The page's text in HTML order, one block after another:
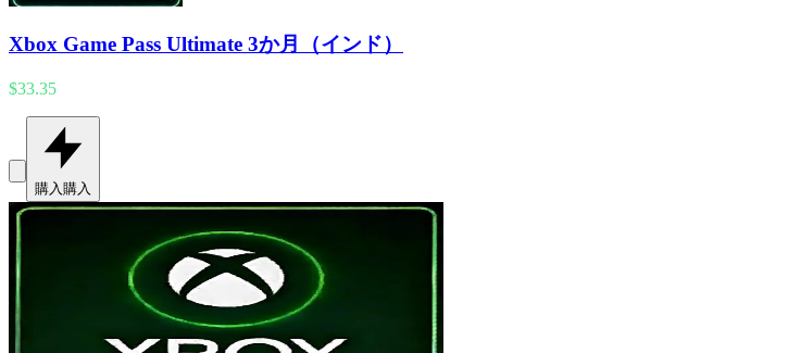
Xbox Game Pass Ultimate 3か月（インド）
$33.35
購入購入